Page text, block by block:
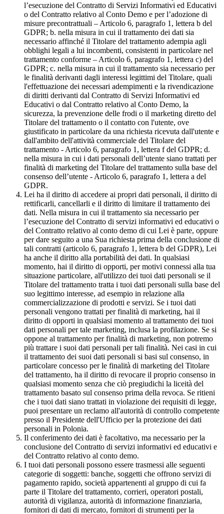
l’esecuzione del Contratto di Servizi Informativi ed Educativi
o del Contratto relativo al Conto Demo e per l’adozione di
misure precontrattuali – Articolo 6, paragrafo 1, lettera b del
GDPR; b. nella misura in cui il trattamento dei dati sia
necessario affinché il Titolare del trattamento adempia agli
obblighi legali a lui incombenti, consistenti in particolare nel
trattamento conforme – Articolo 6, paragrafo 1, lettera c) del
GDPR; c. nella misura in cui il trattamento sia necessario per
le finalità derivanti dagli interessi legittimi del Titolare, quali
l'effettuazione dei necessari adempimenti e la rivendicazione
di diritti derivanti dal Contratto di Servizi Informativi ed
Educativi o dal Contratto relativo al Conto Demo, la
sicurezza, la prevenzione delle frodi o il marketing diretto del
Titolare del trattamento o il contatto con l'utente, ove
giustificato in particolare da una richiesta ricevuta dall'utente e
dall'ambito dell'attività commerciale del Titolare del
trattamento - Articolo 6, paragrafo 1, lettera f del GDPR; d.
nella misura in cui i dati personali dell’utente siano trattati per
finalità di marketing del Titolare del trattamento sulla base del
consenso dell’utente - Articolo 6, paragrafo 1, lettera a del
GDPR.
Lei ha il diritto di accedere ai propri dati personali, il diritto di
rettificarli, cancellarli e il diritto di limitare il trattamento dei
dati. Nella misura in cui il trattamento sia necessario per
l’esecuzione del Contratto di servizi informativi ed educativi o
del Contratto relativo al conto demo di cui Lei è parte, oppure
per dare seguito a una Sua richiesta prima della conclusione di
tali contratti (articolo 6, paragrafo 1, lettera b del GDPR), Lei
ha anche il diritto alla portabilità dei dati. In qualsiasi
momento, hai il diritto di opporti, per motivi connessi alla tua
situazione particolare, all'utilizzo dei tuoi dati personali se il
Titolare del trattamento tratta i tuoi dati personali sulla base del
suo legittimo interesse, ad esempio in relazione alla
commercializzazione di prodotti e servizi. Se i tuoi dati
personali vengono trattati per finalità di marketing, hai il
diritto di opporti in qualsiasi momento al trattamento dei tuoi
dati personali per tale marketing, inclusa la profilazione. Se si
oppone al trattamento per finalità di marketing, non potremo
più trattare i suoi dati personali per tali finalità. Nei casi in cui
il trattamento dei suoi dati personali si basi sul consenso, in
particolare concesso per le finalità di marketing del Titolare
del trattamento, ha il diritto di revocare il proprio consenso in
qualsiasi momento senza che ciò pregiudichi la liceità del
trattamento basato sul consenso prima della revoca. Se ritieni
che i tuoi dati siano trattati in violazione dei requisiti di legge,
puoi presentare un reclamo all'autorità di controllo competente
presso il Presidente dell'Ufficio per la protezione dei dati
personali in Polonia.
Il conferimento dei dati è facoltativo, ma necessario per la
conclusione del Contratto di servizi informativi ed educativi e
del Contratto relativo al conto demo.
I tuoi dati personali possono essere trasmessi alle seguenti
categorie di soggetti: banche, soggetti che offrono servizi di
pagamento rapido, società appartenenti al gruppo di cui fa
parte il Titolare del trattamento, corrieri, operatori postali,
autorità di vigilanza, autorità di informazione finanziaria,
fornitori di dati di mercato, fornitori di strumenti per la